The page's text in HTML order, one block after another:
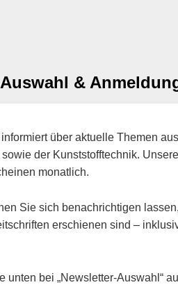
&
über aktuelle Themen
der Kunststofftechnik.
monatlich.
Sie sich benachrichtigen
erschienen sind –
unten bei „Newsletter-Auswahl“